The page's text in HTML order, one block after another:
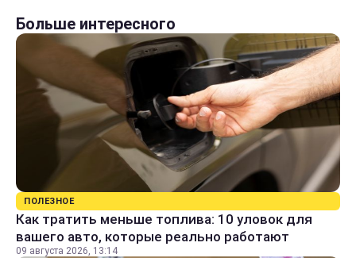
Больше интересного
ПОЛЕЗНОЕ
Как тратить меньше топлива: 10 уловок для
вашего авто, которые реально работают
09 августа 2026, 13:14